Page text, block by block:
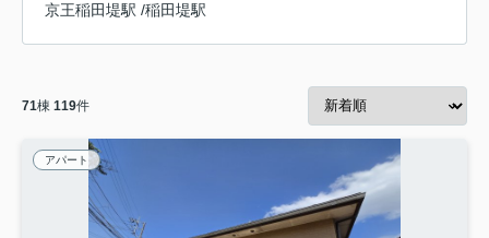
京王稲田堤駅 /稲田堤駅
71棟 119件
アパート